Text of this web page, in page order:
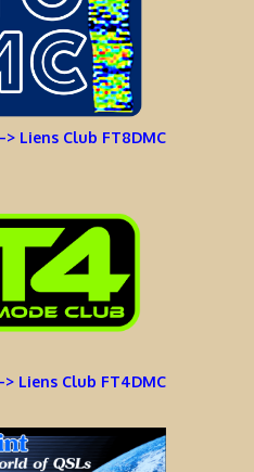
Liens Club FT8DMC
Liens Club FT4DMC